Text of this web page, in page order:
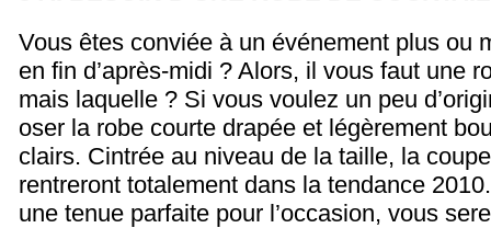
Vous êtes conviée à un événement plus ou
en fin d’après-midi ? Alors, il vous faut une
mais laquelle ? Si vous voulez un peu
oser la robe courte drapée et légèrement
clairs. Cintrée au niveau de la taille, la
rentreront totalement dans la tendance
une tenue parfaite pour l’occasion, vous